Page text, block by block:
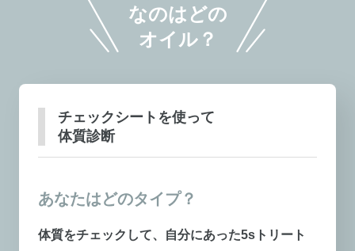
なのはどの
オイル？
チェックシートを使って
体質診断
あなたはどのタイプ？
体質をチェックして、自分にあった5sトリート